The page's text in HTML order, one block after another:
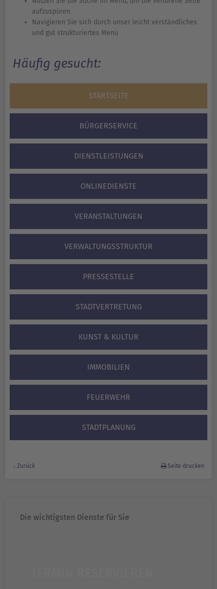
aufzuspüren
Navigieren Sie sich durch unser leicht verständliches
und gut strukturiertes Menü
Häufig gesucht:
STARTSEITE
BÜRGERSERVICE
DIENSTLEISTUNGEN
ONLINEDIENSTE
VERANSTALTUNGEN
VERWALTUNGS­STRUKTUR
PRESSESTELLE
STADTVERTRETUNG
KUNST & KULTUR
IMMOBILIEN
FEUERWEHR
STADTPLANUNG
Zurück Seite drucken
Die wichtigsten Dienste für Sie